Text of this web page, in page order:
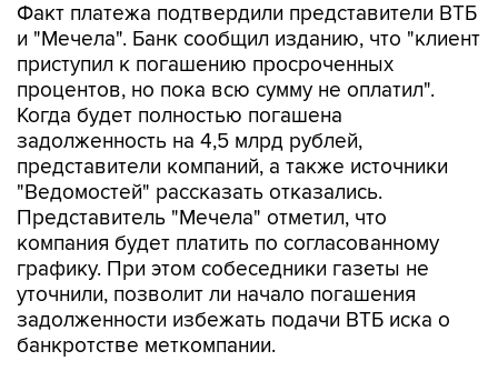
Факт платежа подтвердили представители ВТБ
и "Мечела". Банк сообщил изданию, что "клиент
приступил к погашению просроченных
процентов, но пока всю сумму не оплатил".
Когда будет полностью погашена
задолженность на 4,5 млрд рублей,
представители компаний, а также источники
"Ведомостей" рассказать отказались.
Представитель "Мечела" отметил, что
компания будет платить по согласованному
графику. При этом собеседники газеты не
уточнили, позволит ли начало погашения
задолженности избежать подачи ВТБ иска о
банкротстве меткомпании.